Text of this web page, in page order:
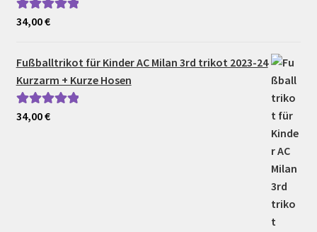
Bewertet mit
34,00€
Fußballtrikot für Kinder AC Milan 3rd trikot 2023-24
Kurzarm + Kurze Hosen
Bewertet mit
34,00€